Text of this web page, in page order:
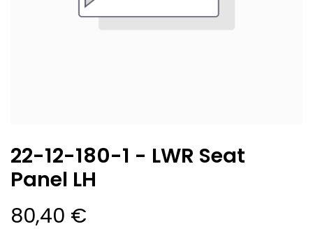
22-12-180-1 - LWR Seat
Panel LH
80,40 €